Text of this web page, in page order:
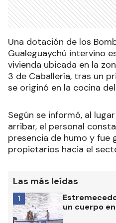
Una dotación de los
Gualeguaychú intervino
vivienda ubicada en la
3 de Caballería, tras un
se originó en la cocina
Según se informó, al
arribar, el personal
presencia de humo y fue
propietarios hacia el
Las más leídas
un cuerpo
1